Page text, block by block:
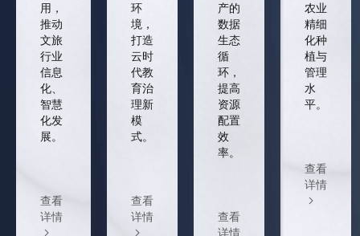
用，
推动
文旅
行业
信息
化、
智慧
化发
展。
查看
详情
环
境，
打造
云时
代教
育治
理新
模
式。
查看
详情
产的
数据
生态
循
环，
提高
资源
配置
效
率。
查看
详情
农业
精细
化种
植与
管理
水
平。
查看
详情